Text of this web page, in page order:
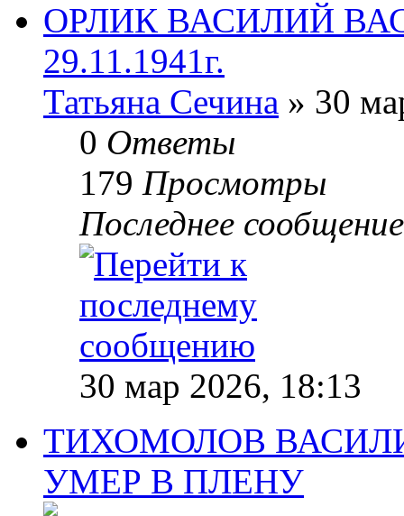
ОРЛИК ВАСИЛИЙ
29.11.1941г.
Татьяна Сечина » 30
0 Ответы
179 Просмотры
Последнее
30 мар 2026, 18:13
ТИХОМОЛОВ
УМЕР В ПЛЕНУ